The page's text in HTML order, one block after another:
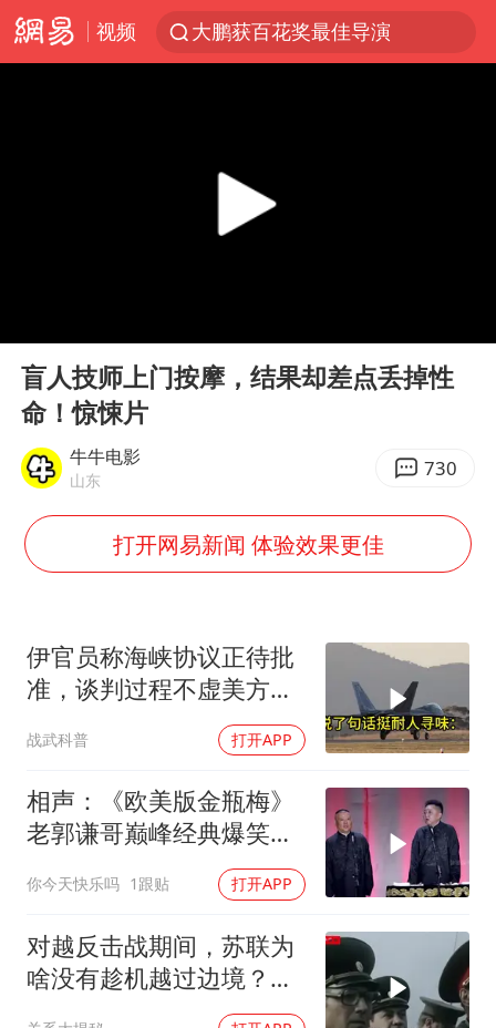
视频
大鹏获百花奖最佳导演
外交部：藏南地区是中国领土
哥伦比亚发生7.5级地震
易烊千玺金鸡百花双料影帝
高铁双人座被免票儿童挤成3人座
公安部通报：抓获犯罪嫌疑人8200余名
我国民营企业创新动能持续增强
“老戏骨”秦焰去世
真理之光，何以能照亮复兴之路？
Play
盲人技师上门按摩，结果却差点丢掉性
命！惊悚片
牛牛电影
山东 730
打开网易新闻 体验效果更佳
伊官员称海峡协议正待批
准，谈判过程不虚美方；
美方将解除对伊港口的封
锁
战武科普 打开APP
相声：《欧美版金瓶梅》
老郭谦哥巅峰经典爆笑相
你今天快乐吗 1跟贴 打开APP
对越反击战期间，苏联为
啥没有趁机越过边境？关